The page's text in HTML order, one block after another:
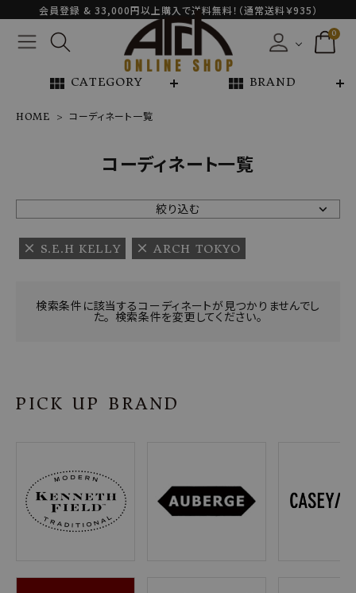
会員登録 & 33,000円以上購入で送料無料！（通常送料￥935）
0
view_module CATEGORY view_module BRAND
NEW ARRIVAL
ARCH EXCLUSIVE
BRAND
INFORMATION
プライバシーポリシー
特定商取引法について
お問い合わせ
HOME コーディネート一覧
コーディネート一覧
絞り込む
S.E.H KELLY ARCH TOKYO
検索条件に該当するコーディネートが見つかりませんでし
た。 検索条件を変更してください。
PICK UP BRAND